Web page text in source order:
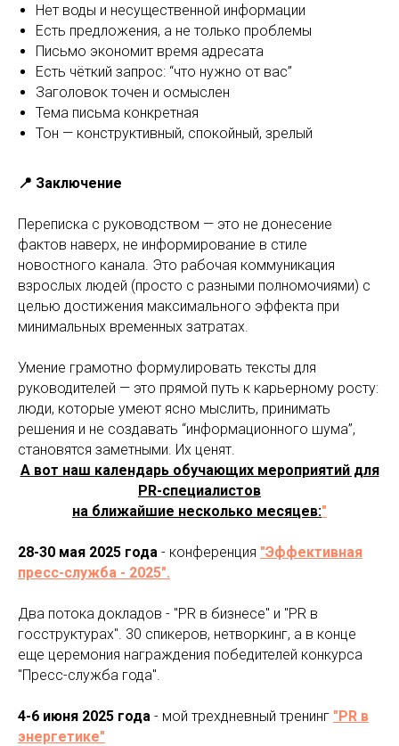
Нет воды и несущественной информации
Есть предложения, а не только проблемы
Письмо экономит время адресата
Есть чёткий запрос: “что нужно от вас”
Заголовок точен и осмыслен
Тема письма конкретная
Тон — конструктивный, спокойный, зрелый
📍 Заключение
Переписка с руководством — это не донесение
фактов наверх, не информирование в стиле
новостного канала. Это рабочая коммуникация
взрослых людей (просто с разными полномочиями) с
целью достижения максимального эффекта при
минимальных временных затратах.
Умение грамотно формулировать тексты для
руководителей — это прямой путь к карьерному росту:
люди, которые умеют ясно мыслить, принимать
решения и не создавать “информационного шума”,
становятся заметными. Их ценят.
А вот наш календарь обучающих мероприятий для
PR-специалистов
на ближайшие несколько месяцев:"
28-30 мая 2025 года - конференция "Эффективная
пресс-служба - 2025".
Два потока докладов - "PR в бизнесе" и "PR в
госструктурах". 30 спикеров, нетворкинг, а в конце
еще церемония награждения победителей конкурса
"Пресс-служба года".
4-6 июня 2025 года - мой трехдневный тренинг "PR в
энергетике"